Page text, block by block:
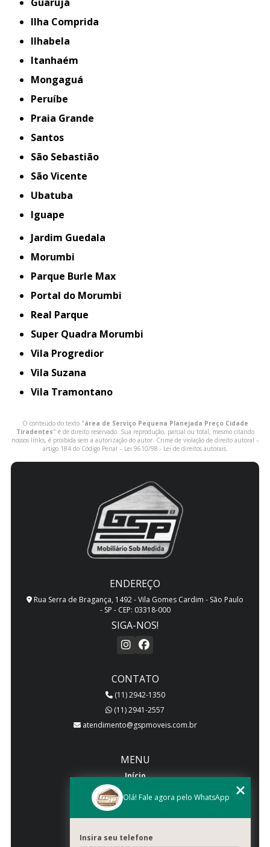
Ilha Comprida
Ilhabela
Itanhaém
Mongaguá
Peruíbe
Praia Grande
Santos
São Sebastião
São Vicente
Ubatuba
iguape
Jardim Guedala
Morumbi
Parque Burle Max
Portal do Morumbi
Real Parque
Super Quadra Morumbi
Vila Progredior
Vila Suzana
Vila Tramontano
O conteúdo do texto "área de Serviço Pequena Planejada Preço Cidade
Tiradentes" é de direito reservado. Sua reprodução, parcial ou total, mesmo citando
nossos links, é proibida sem a autorização do autor. Crime de violação de direito autoral –
artigo 184 do Código Penal – Lei 9610/98 - Lei de direitos autorais.
ENDEREÇO
Rua Serra de Bragança, 1492 - Vila Gomes Cardim - São Paulo
- SP - CEP: 03318-000
SIGA-NOS!
CONTATO
(11) 2942-1350
(11) 2941-2557
atendimento@gspmoveis.com.br
MENU
Início
Quem somos
Galeria
Olá! Fale agora pelo WhatsApp
Insira seu telefone